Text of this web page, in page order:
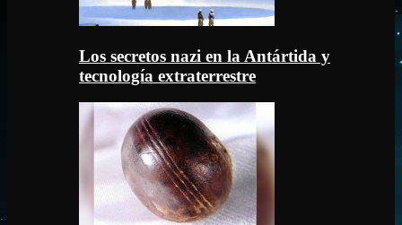
Los secretos nazi en la Antártida y
tecnología extraterrestre